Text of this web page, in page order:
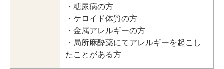
・糖尿病の方
・ケロイド体質の方
・金属アレルギーの方
・局所麻酔薬にてアレルギーを起こし
たことがある方